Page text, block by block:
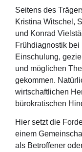
Seitens des
Kristina Witschel,
und Konrad
Frühdiagnostik
Einschulung,
und möglichen
gekommen.
wirtschaftlichen
bürokratischen
Hier setzt die
einem
als Betroffener